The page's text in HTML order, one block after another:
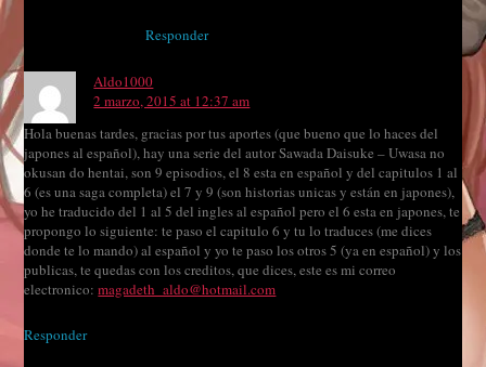
Responder
Aldo1000
2 marzo, 2015 at 12:37 am
Hola buenas tardes, gracias por tus aportes (que bueno que lo haces del
japones al español), hay una serie del autor Sawada Daisuke – Uwasa no
okusan do hentai, son 9 episodios, el 8 esta en español y del capitulos 1 al
6 (es una saga completa) el 7 y 9 (son historias unicas y están en japones),
yo he traducido del 1 al 5 del ingles al español pero el 6 esta en japones, te
propongo lo siguiente: te paso el capitulo 6 y tu lo traduces (me dices
donde te lo mando) al español y yo te paso los otros 5 (ya en español) y los
publicas, te quedas con los creditos, que dices, este es mi correo
electronico:magadeth_aldo@hotmail.com
Responder